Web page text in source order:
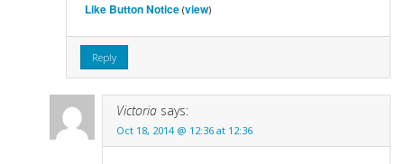
Like Button Notice(view)
Reply
Victoria says:
Oct 18, 2014 @ 12:36 at 12:36